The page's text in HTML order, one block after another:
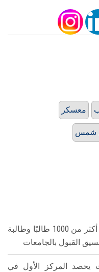
معسكر
شمس
معامل التنسيق الإلكتروني تستقبل أكثر من 1000 طالبًا وطالبة
القبول بالجامعات
يحصد المركز الأول في